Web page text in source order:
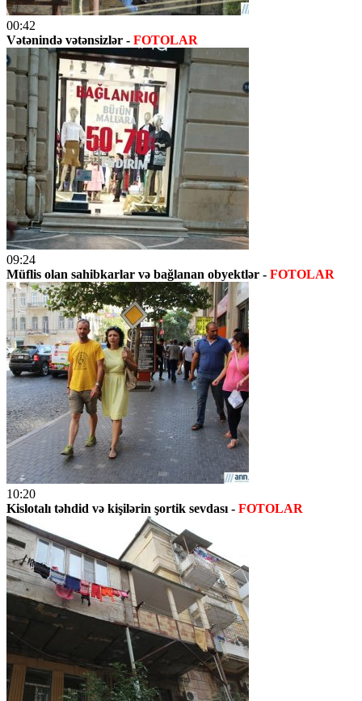
00:42
Vətənində vətənsizlər - FOTOLAR
09:24
Müflis olan sahibkarlar və bağlanan obyektlər - FOTOLAR
10:20
Kislotalı təhdid və kişilərin şortik sevdası - FOTOLAR